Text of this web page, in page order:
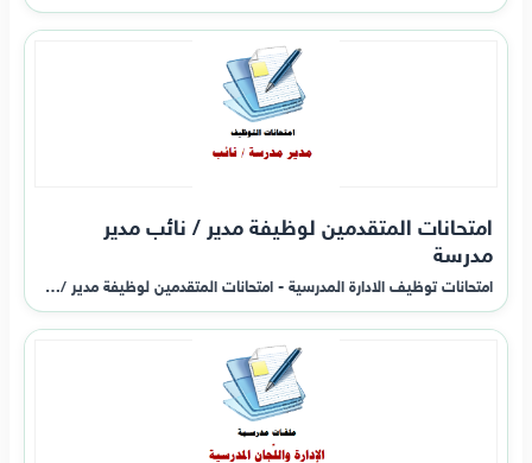
امتحانات المتقدمين لوظيفة مدير / نائب مدير
مدرسة
امتحانات توظيف الادارة المدرسية - امتحانات المتقدمين لوظيفة مدير /…